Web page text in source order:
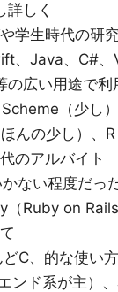
詳しく
学生時代の研
、Java、C#、
の広い用途で
（少し
んの少し）、R
のアルバイト
ない程度だっ
Ruby on
C、的な使い
ンド系が主）